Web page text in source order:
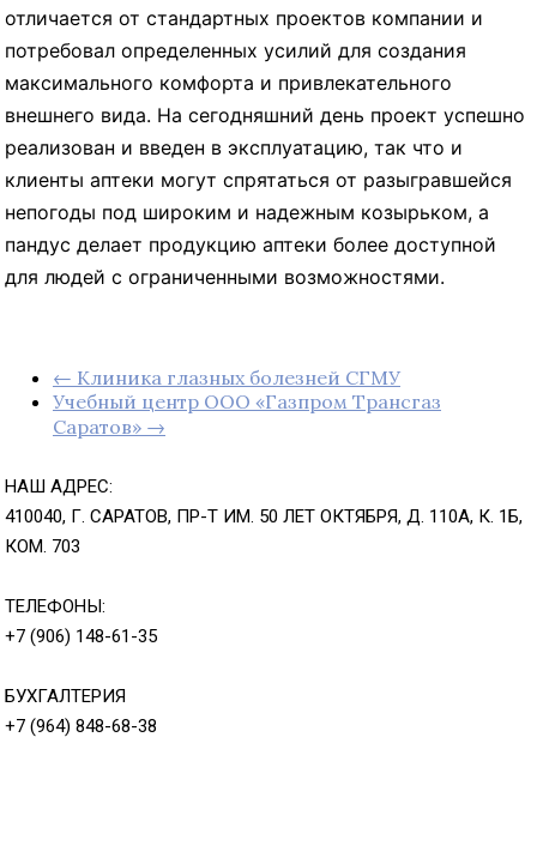
отличается от стандартных проектов компании и
потребовал определенных усилий для создания
максимального комфорта и привлекательного
внешнего вида. На сегодняшний день проект успешно
реализован и введен в эксплуатацию, так что и
клиенты аптеки могут спрятаться от разыгравшейся
непогоды под широким и надежным козырьком, а
пандус делает продукцию аптеки более доступной
для людей с ограниченными возможностями.
← Клиника глазных болезней СГМУ
Учебный центр ООО «Газпром Трансгаз
Саратов» →
НАШ АДРЕС:
410040, Г. САРАТОВ, ПР-Т ИМ. 50 ЛЕТ ОКТЯБРЯ, Д. 110А, К. 1Б,
КОМ. 703
ТЕЛЕФОНЫ:
+7 (906) 148-61-35
БУХГАЛТЕРИЯ
+7 (964) 848-68-38